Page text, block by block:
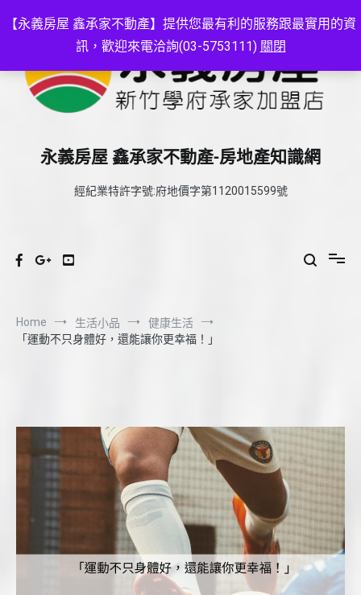
【永義房屋 鑫承家不動產】提供您最有利的服務跟最實用的資
訊，歡迎來電洽詢(03-5753111) 關閉
永義房屋 鑫承家不動產-房地產知識網
經紀業特許字號:府地價字第1120015599號
Home 生活小品
健康生活
「運動不只身體好，還能讓你更幸福！」